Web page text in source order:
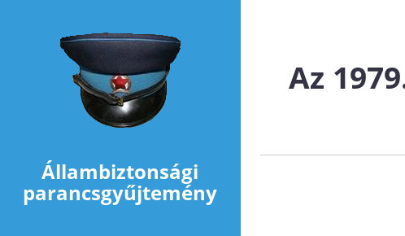
Állambiztonsági
parancsgyűjtemény
Az